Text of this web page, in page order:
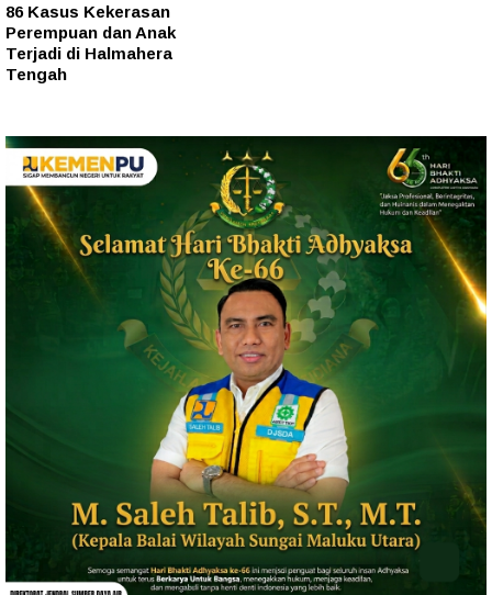
86 Kasus Kekerasan
Perempuan dan Anak
Terjadi di Halmahera
Tengah